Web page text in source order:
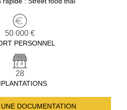
50 000 €
PERSONNEL
28
DOCUMENTATION